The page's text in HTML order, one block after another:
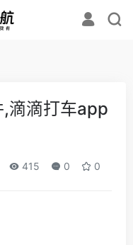
滴滴打车app
415 0 0